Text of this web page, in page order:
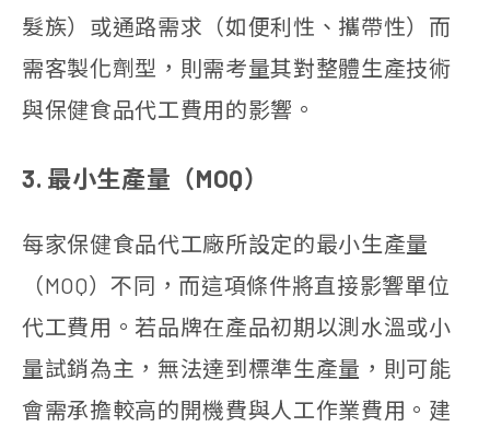
髮族）或通路需求（如便利性、攜帶性）而
需客製化劑型，則需考量其對整體生產技術
與保健食品代工費用的影響。
3. 最小生產量（MOQ）
每家保健食品代工廠所設定的最小生產量
（MOQ）不同，而這項條件將直接影響單位
代工費用。若品牌在產品初期以測水溫或小
量試銷為主，無法達到標準生產量，則可能
會需承擔較高的開機費與人工作業費用。建